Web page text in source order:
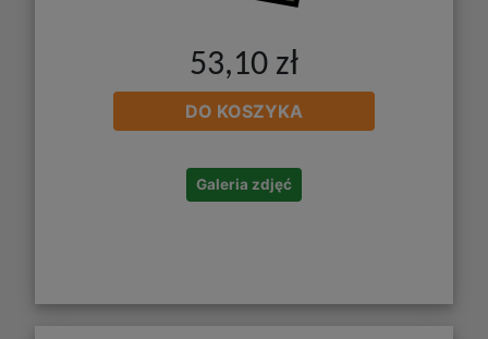
53,10 zł
DO KOSZYKA
Galeria zdjęć